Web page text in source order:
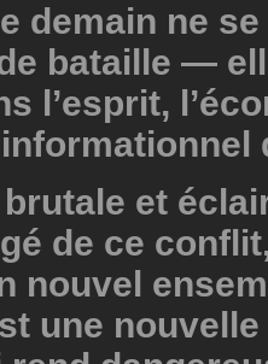
demain ne
bataille —
l’esprit,
et
de ce
nouvel
une